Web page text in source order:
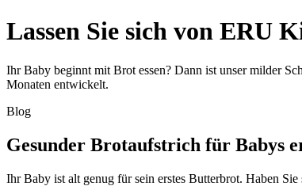
Lassen Sie sich von ERU
Ihr Baby beginnt mit Brot essen? Dann ist unser milder
Monaten entwickelt.
Blog
Gesunder Brotaufstrich für Babys
Ihr Baby ist alt genug für sein erstes Butterbrot. Haben Sie